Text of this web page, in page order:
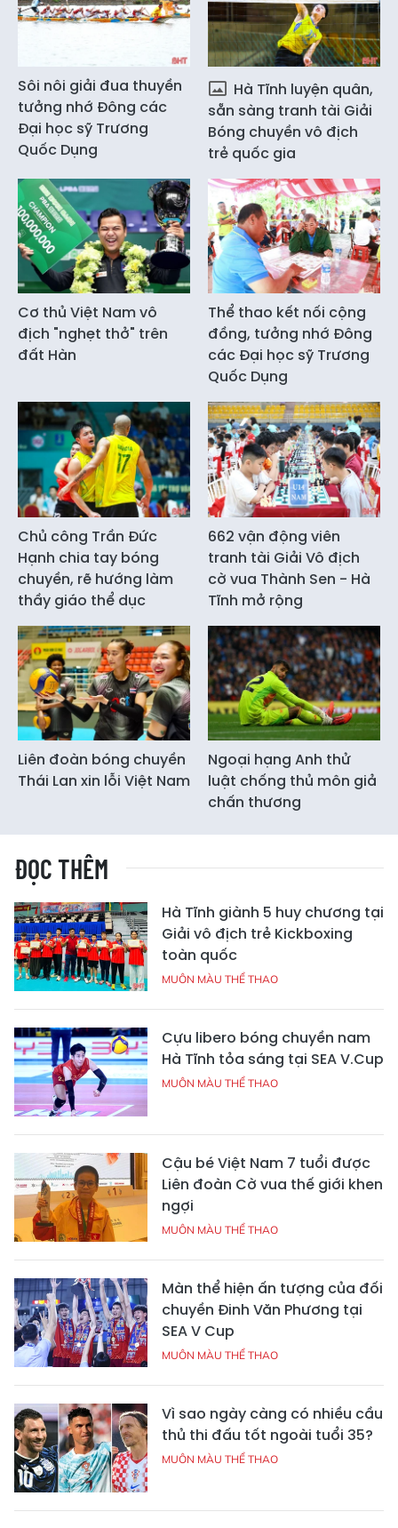
Sôi nôi giải đua thuyền
tưởng nhớ Đông các
Đại học sỹ Trương
Quốc Dụng
Hà Tĩnh luyện quân,
sẵn sàng tranh tài Giải
Bóng chuyền vô địch
trẻ quốc gia
Cơ thủ Việt Nam vô
địch "nghẹt thở" trên
đất Hàn
Thể thao kết nối cộng
đồng, tưởng nhớ Đông
các Đại học sỹ Trương
Quốc Dụng
Chủ công Trần Đức
Hạnh chia tay bóng
chuyền, rẽ hướng làm
thầy giáo thể dục
662 vận động viên
tranh tài Giải Vô địch
cờ vua Thành Sen - Hà
Tĩnh mở rộng
Liên đoàn bóng chuyền
Thái Lan xin lỗi Việt Nam
Ngoại hạng Anh thử
luật chống thủ môn giả
chấn thương
ĐỌC THÊM
Hà Tĩnh giành 5 huy chương tại
Giải vô địch trẻ Kickboxing
toàn quốc
MUÔN MÀU THỂ THAO
Cựu libero bóng chuyền nam
Hà Tĩnh tỏa sáng tại SEA V.Cup
MUÔN MÀU THỂ THAO
Cậu bé Việt Nam 7 tuổi được
Liên đoàn Cờ vua thế giới khen
ngợi
MUÔN MÀU THỂ THAO
Màn thể hiện ấn tượng của đối
chuyền Đinh Văn Phương tại
SEA V Cup
MUÔN MÀU THỂ THAO
Vì sao ngày càng có nhiều cầu
thủ thi đấu tốt ngoài tuổi 35?
MUÔN MÀU THỂ THAO